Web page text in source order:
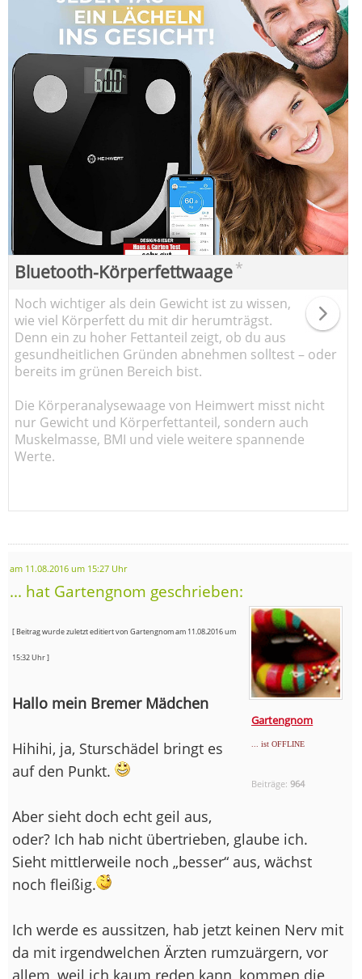
Bluetooth-Körperfettwaage*
Noch wichtiger als dein Gewicht ist zu wissen,
wie viel Körperfett du mit dir herumträgst.
Denn ein zu hoher Fettanteil zeigt, ob du aus
gesundheitlichen Gründen abnehmen solltest – oder
bereits im grünen Bereich bist.
Die Körperanalysewaage von Heimwert misst nicht
nur Gewicht und Körperfettanteil, sondern auch
Muskelmasse, BMI und viele weitere spannende
Werte.
am 11.08.2016 um 15:27 Uhr
... hat Gartengnom geschrieben:
Gartengnom
... ist OFFLINE
Beiträge:964
[ Beitrag wurde zuletzt editiert von Gartengnom am 11.08.2016 um
15:32 Uhr ]
Hallo mein Bremer Mädchen
Hihihi, ja, Sturschädel bringt es
auf den Punkt.
Aber sieht doch echt geil aus,
oder? Ich hab nicht übertrieben, glaube ich.
Sieht mittlerweile noch „besser“ aus, wächst
noch fleißig.
Ich werde es aussitzen, hab jetzt keinen Nerv mit
da mit irgendwelchen Ärzten rumzuärgern, vor
allem, weil ich kaum reden kann, kommen die